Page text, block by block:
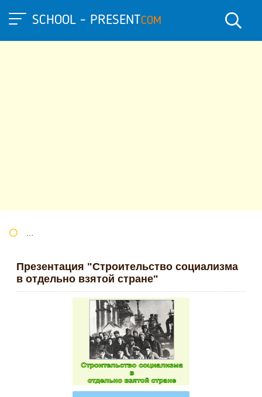
SCHOOL - PRESENTCOM
Презентация "Строительство социализма
в отдельно взятой стране"